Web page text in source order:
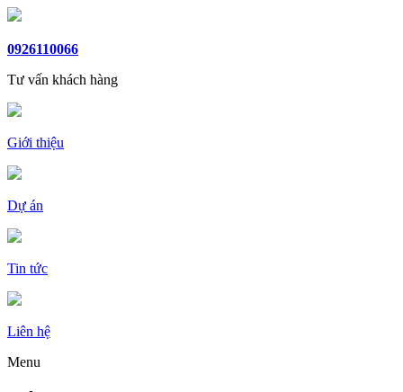
0926110066
Tư vấn khách hàng
Giới thiệu
Dự án
Tin tức
Liên hệ
Menu